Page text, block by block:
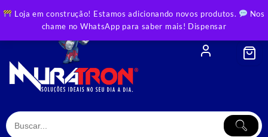
Loja em construção! Estamos adicionando novos produtos.
Nos
chame no WhatsApp para saber mais! Dispensar
to